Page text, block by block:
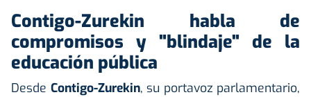
Contigo-Zurekin habla de
compromisos y "blindaje" de la
educación pública
Desde Contigo-Zurekin, su portavoz parlamentario,